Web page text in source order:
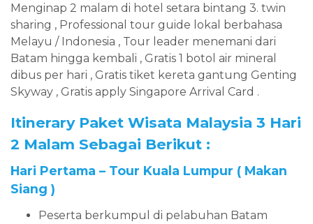
Menginap 2 malam di hotel setara bintang 3. twin
sharing , Professional tour guide lokal berbahasa
Melayu / Indonesia , Tour leader menemani dari
Batam hingga kembali , Gratis 1 botol air mineral
dibus per hari , Gratis tiket kereta gantung Genting
Skyway , Gratis apply Singapore Arrival Card .
Itinerary Paket Wisata Malaysia 3 Hari
2 Malam Sebagai Berikut :
Hari Pertama – Tour Kuala Lumpur ( Makan
Siang )
Peserta berkumpul di pelabuhan Batam